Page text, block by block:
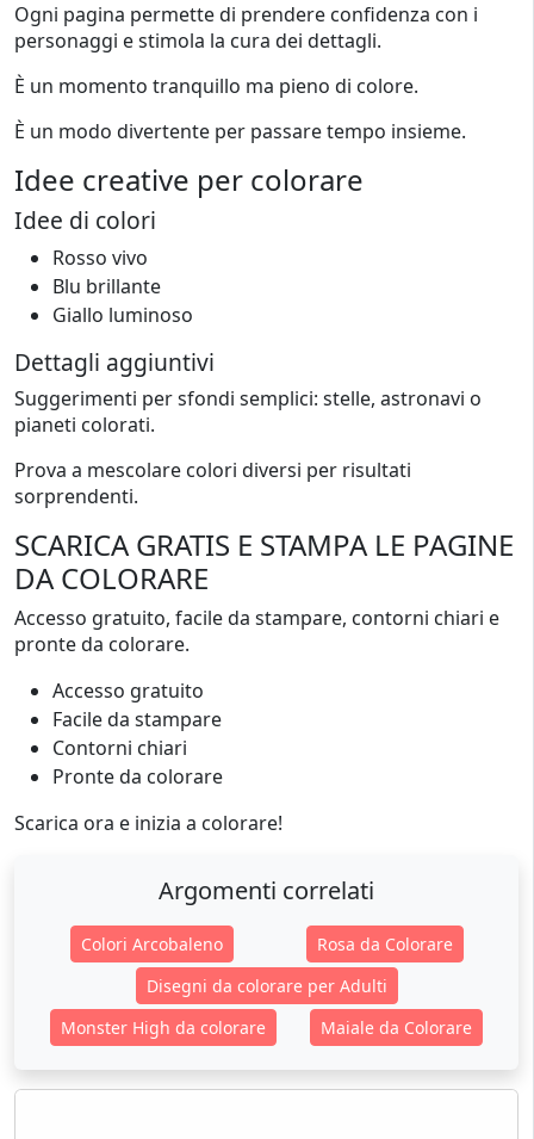
Ogni pagina permette di prendere confidenza con i
personaggi e stimola la cura dei dettagli.
È un momento tranquillo ma pieno di colore.
È un modo divertente per passare tempo insieme.
Idee creative per colorare
Idee di colori
Rosso vivo
Blu brillante
Giallo luminoso
Dettagli aggiuntivi
Suggerimenti per sfondi semplici: stelle, astronavi o
pianeti colorati.
Prova a mescolare colori diversi per risultati
sorprendenti.
SCARICA GRATIS E STAMPA LE PAGINE
DA COLORARE
Accesso gratuito, facile da stampare, contorni chiari e
pronte da colorare.
Accesso gratuito
Facile da stampare
Contorni chiari
Pronte da colorare
Scarica ora e inizia a colorare!
Argomenti correlati
Colori Arcobaleno
Rosa da Colorare
Disegni da colorare per Adulti
Monster High da colorare
Maiale da Colorare